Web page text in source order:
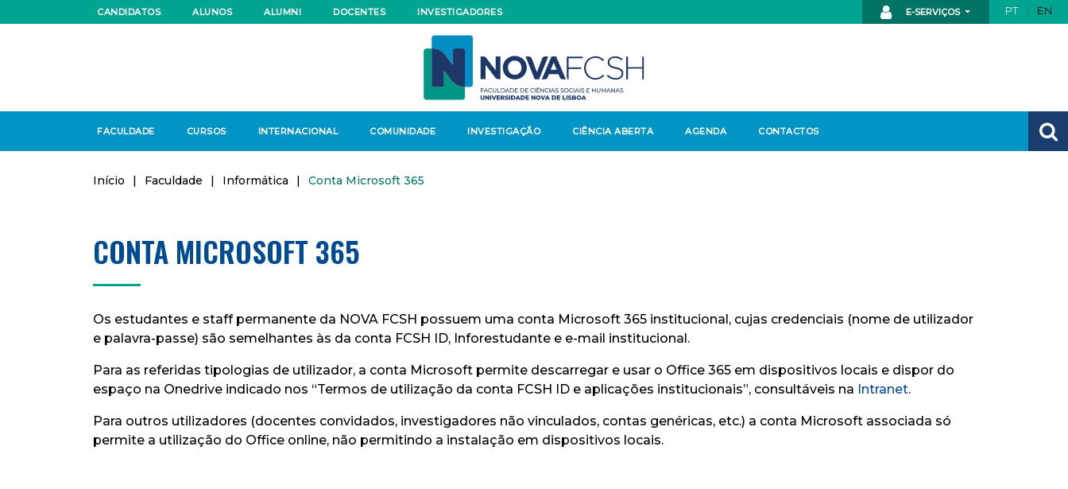
E-SERVIÇOS PT EN
CANDIDATOS ALUNOS ALUMNI DOCENTES INVESTIGADORES
FACULDADE CURSOS INTERNACIONAL COMUNIDADE INVESTIGAÇÃO CIÊNCIA ABERTA AGENDA CONTACTOS
Início | Faculdade | Informática | Conta Microsoft 365
CONTA MICROSOFT 365
Os estudantes e staff permanente da NOVA FCSH possuem uma conta Microsoft 365 institucional, cujas credenciais (nome de utilizador
e palavra-passe) são semelhantes às da conta FCSH ID, Inforestudante e e-mail institucional.
Para as referidas tipologias de utilizador, a conta Microsoft permite descarregar e usar o Office 365 em dispositivos locais e dispor do
espaço na Onedrive indicado nos “Termos de utilização da conta FCSH ID e aplicações institucionais”, consultáveis na Intranet.
Para outros utilizadores (docentes convidados, investigadores não vinculados, contas genéricas, etc.) a conta Microsoft associada só
permite a utilização do Office online, não permitindo a instalação em dispositivos locais.